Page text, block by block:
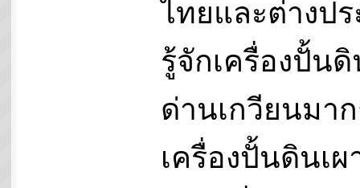
ไทยและต่างปร
รู้จักเครื่องปั้นดิ
ด่านเกวียนมา
เครื่องปั้นดินเผ